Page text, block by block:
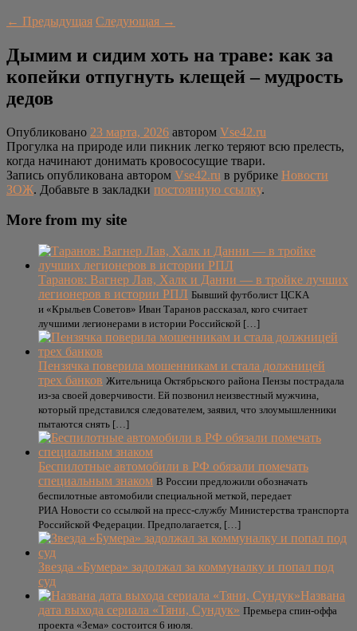
← Предыдущая Следующая →
Дымим и сидим хоть на траве: как за
копейки отпугнуть клещей – мудрость
дедов
Опубликовано 23 марта, 2026 автором Vse42.ru
Прогулка на природе или пикник легко теряют всю прелесть,
когда начинают донимать кровососущие твари.
Запись опубликована автором Vse42.ru в рубрике Новости
ЗОЖ. Добавьте в закладки постоянную ссылку.
More from my site
Таранов: Вагнер Лав, Халк и Данни — в тройке лучших
легионеров в истории РПЛ Бывший футболист ЦСКА
и «Крыльев Советов» Иван Таранов рассказал, кого считает
лучшими легионерами в истории Российской […]
Пензячка поверила мошенникам и стала должницей
трех банков Жительница Октябрьского района Пензы пострадала
из-за своей доверчивости. Ей позвонил неизвестный мужчина,
который представился следователем, заявил, что злоумышленники
пытаются снять […]
Беспилотные автомобили в РФ обязали помечать
специальным знаком В России предложили обозначать
беспилотные автомобили специальной меткой, передает
РИА Новости со ссылкой на пресс-службу Министерства транспорта
Российской Федерации. Предполагается, […]
Звезда «Бумера» задолжал за коммуналку и попал под
суд
Названа
дата выхода сериала «Тяни, Сундук» Премьера спин-оффа
проекта «Зема» состоится 6 июля.